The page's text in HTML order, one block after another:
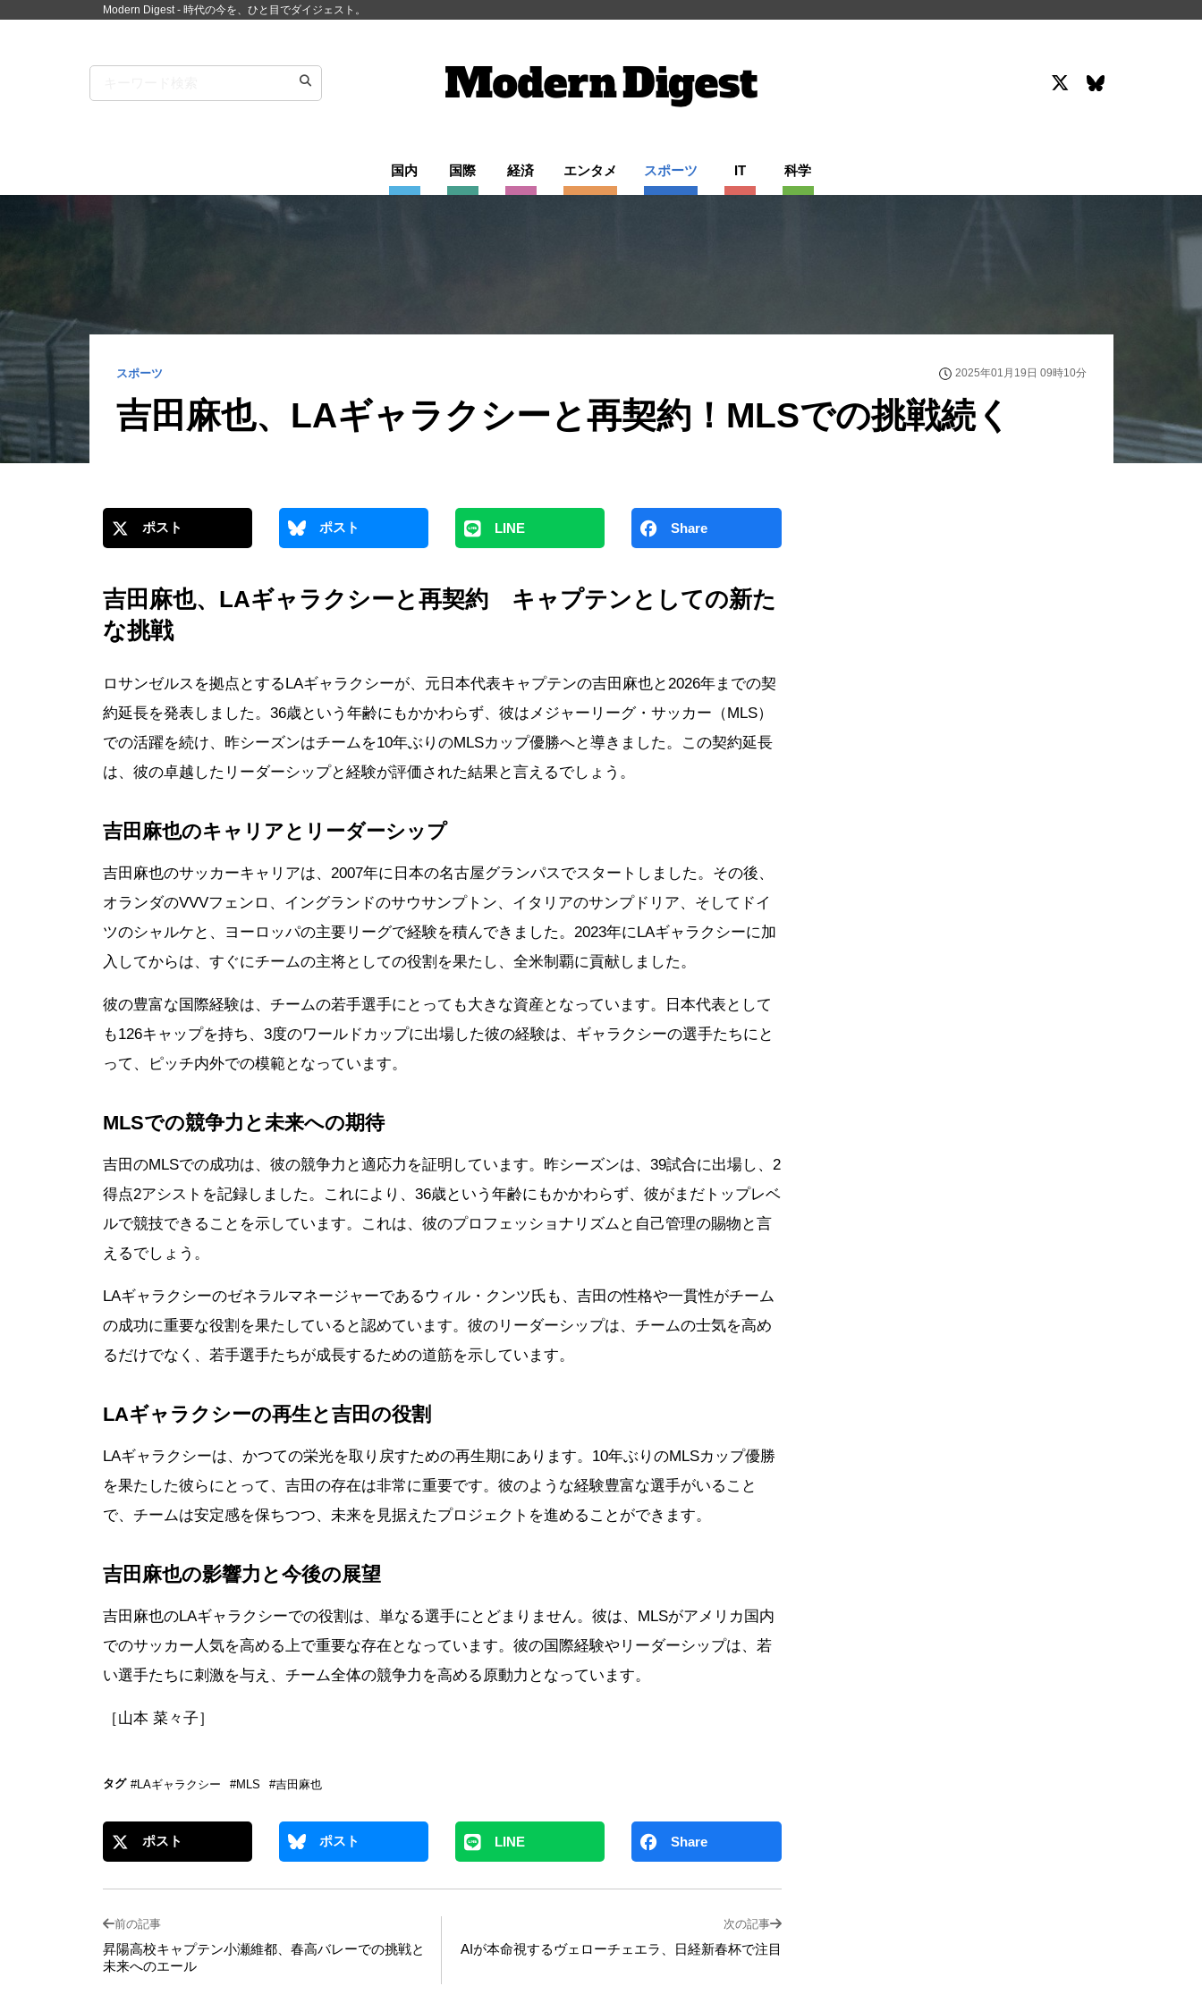
Modern Digest - 時代の今を、ひと目でダイジェスト。
国内 国際 経済 エンタメ スポーツ IT 科学
スポーツ 2025年01月19日 09時10分
吉田麻也、LAギャラクシーと再契約！MLSでの挑戦続く
ポスト ポスト LINE Share
吉田麻也、LAギャラクシーと再契約 キャプテンとしての新た
な挑戦
ロサンゼルスを拠点とするLAギャラクシーが、元日本代表キャプテンの吉田麻也と2026年までの契
約延長を発表しました。36歳という年齢にもかかわらず、彼はメジャーリーグ・サッカー（MLS）
での活躍を続け、昨シーズンはチームを10年ぶりのMLSカップ優勝へと導きました。この契約延長
は、彼の卓越したリーダーシップと経験が評価された結果と言えるでしょう。
吉田麻也のキャリアとリーダーシップ
吉田麻也のサッカーキャリアは、2007年に日本の名古屋グランパスでスタートしました。その後、
オランダのVVVフェンロ、イングランドのサウサンプトン、イタリアのサンプドリア、そしてドイ
ツのシャルケと、ヨーロッパの主要リーグで経験を積んできました。2023年にLAギャラクシーに加
入してからは、すぐにチームの主将としての役割を果たし、全米制覇に貢献しました。
彼の豊富な国際経験は、チームの若手選手にとっても大きな資産となっています。日本代表として
も126キャップを持ち、3度のワールドカップに出場した彼の経験は、ギャラクシーの選手たちにと
って、ピッチ内外での模範となっています。
MLSでの競争力と未来への期待
吉田のMLSでの成功は、彼の競争力と適応力を証明しています。昨シーズンは、39試合に出場し、2
得点2アシストを記録しました。これにより、36歳という年齢にもかかわらず、彼がまだトップレベ
ルで競技できることを示しています。これは、彼のプロフェッショナリズムと自己管理の賜物と言
えるでしょう。
LAギャラクシーのゼネラルマネージャーであるウィル・クンツ氏も、吉田の性格や一貫性がチーム
の成功に重要な役割を果たしていると認めています。彼のリーダーシップは、チームの士気を高め
るだけでなく、若手選手たちが成長するための道筋を示しています。
LAギャラクシーの再生と吉田の役割
LAギャラクシーは、かつての栄光を取り戻すための再生期にあります。10年ぶりのMLSカップ優勝
を果たした彼らにとって、吉田の存在は非常に重要です。彼のような経験豊富な選手がいること
で、チームは安定感を保ちつつ、未来を見据えたプロジェクトを進めることができます。
吉田麻也の影響力と今後の展望
吉田麻也のLAギャラクシーでの役割は、単なる選手にとどまりません。彼は、MLSがアメリカ国内
でのサッカー人気を高める上で重要な存在となっています。彼の国際経験やリーダーシップは、若
い選手たちに刺激を与え、チーム全体の競争力を高める原動力となっています。
［山本 菜々子］
タグ #LAギャラクシー #MLS #吉田麻也
ポスト ポスト LINE Share
前の記事
昇陽高校キャプテン小瀬維都、春高バレーでの挑戦と
未来へのエール
次の記事
AIが本命視するヴェローチェエラ、日経新春杯で注目